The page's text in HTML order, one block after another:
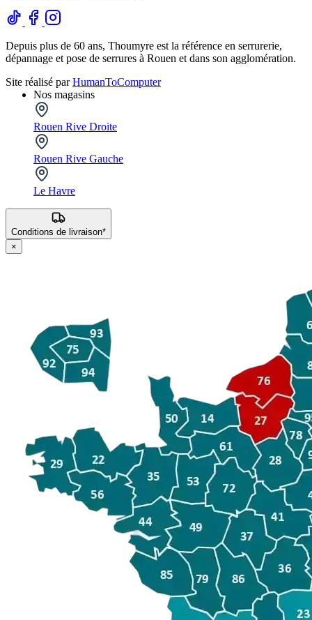
Depuis plus de 60 ans, Thoumyre est la référence en serrurerie,
dépannage et pose de serrures à Rouen et dans son agglomération.
Site réalisé parHumanToComputer
Nos magasins
Rouen Rive Droite
Rouen Rive Gauche
Le Havre
Conditions de livraison*
×